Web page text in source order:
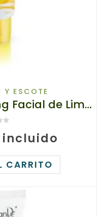
Y ESCOTE
30201 y 30246 Peeling Facial de Limón, TIANDE Limpia extra! Peso: 120 g
incluido
CARRITO